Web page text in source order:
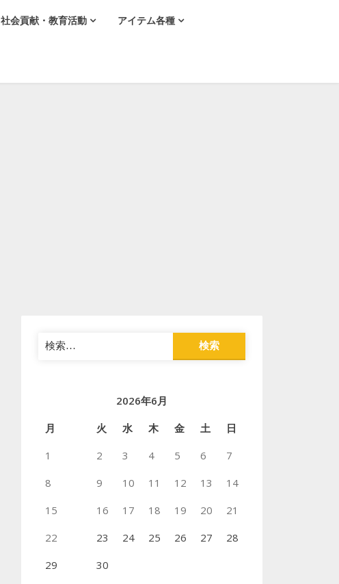
社会貢献・教育活動 アイテム各種
検
索:
2026年6月
月
火 水 木 金 土
日
1
2 3 4 5 6
7
8
9 10 11 12 13
14
15
16 17 18 19 20
21
22
23 24 25 26 27
28
29
30